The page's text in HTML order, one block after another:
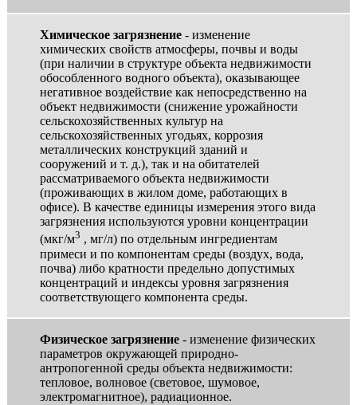
Химическое загрязнение - изменение
химических свойств атмосферы, почвы и воды
(при наличии в структуре объекта недвижимости
обособленного водного объекта), оказывающее
негативное воздействие как непосредственно на
объект недвижимости (снижение урожайности
сельскохозяйственных культур на
сельскохозяйственных угодьях, коррозия
металлических конструкций зданий и
сооружений и т. д.), так и на обитателей
рассматриваемого объекта недвижимости
(проживающих в жилом доме, работающих в
офисе). В качестве единицы измерения этого вида
загрязнения используются уровни концентрации
(мкг/м3 , мг/л) по отдельным ингредиентам
примеси и по компонентам среды (воздух, вода,
почва) либо кратности предельно допустимых
концентраций и индексы уровня загрязнения
соответствующего компонента среды.
Физическое загрязнение - изменение физических
параметров окружающей природно-
антропогенной среды объекта недвижимости:
тепловое, волновое (световое, шумовое,
электромагнитное), радиационное.